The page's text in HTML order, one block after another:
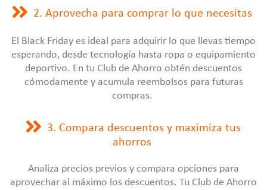
2. Aprovecha para comprar lo que necesitas
El Black Friday es ideal para adquirir lo que llevas tiempo
esperando, desde tecnología hasta ropa o equipamiento
deportivo. En tu Club de Ahorro obtén descuentos
cómodamente y acumula reembolsos para futuras
compras.
3. Compara descuentos y maximiza tus
ahorros
Analiza precios previos y compara opciones para
aprovechar al máximo los descuentos. Tu Club de Ahorro